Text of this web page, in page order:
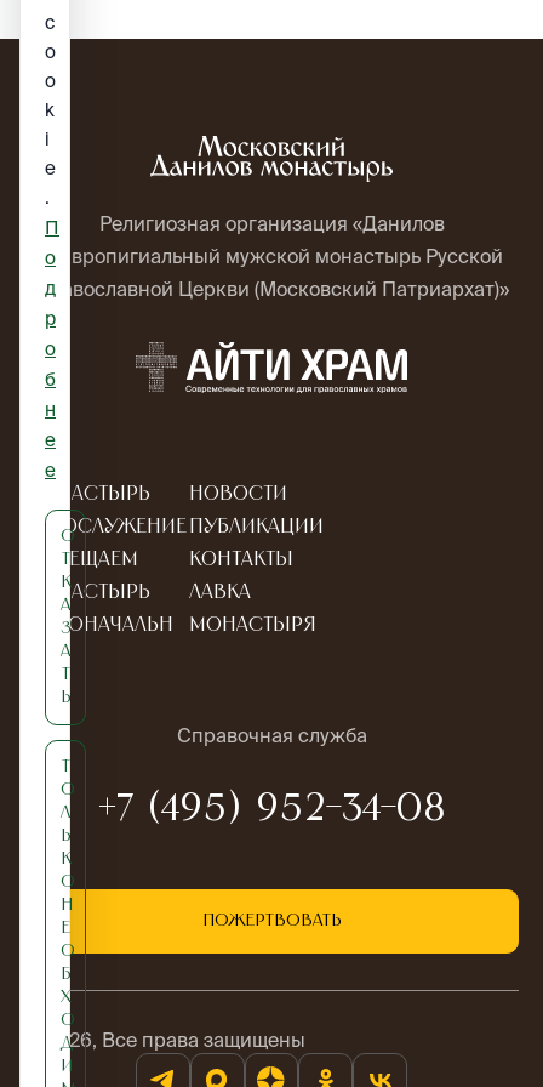
Религиозная организация «Данилов
ставропигиальный мужской монастырь Русской
Православной Церкви (Московский Патриархат)»
Монастырь
Богослужение
Посещаем
монастырь
Новоначальн
Новости
Публикации
Контакты
Лавка
монастыря
Справочная служба
+7 (495) 952-34-08
Пожертвовать
© 2026, Все права защищены
c
o
o
k
i
e
.
П
о
д
р
о
б
н
е
е
О
т
к
а
з
а
т
ь
Т
о
л
ь
к
о
н
е
о
б
х
о
д
и